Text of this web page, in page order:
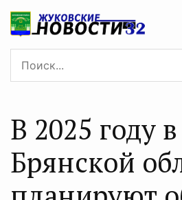
В 2025 году в
Брянской